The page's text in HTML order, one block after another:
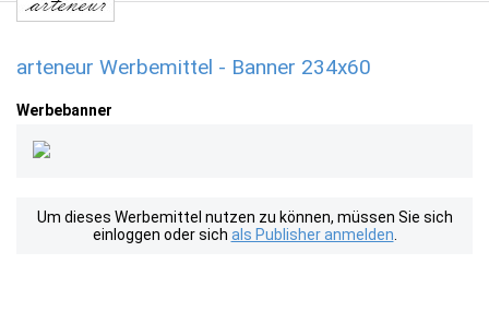
arteneur Werbemittel - Banner 234x60
Werbebanner
Um dieses Werbemittel nutzen zu können, müssen Sie sich
einloggen oder sich als Publisher anmelden